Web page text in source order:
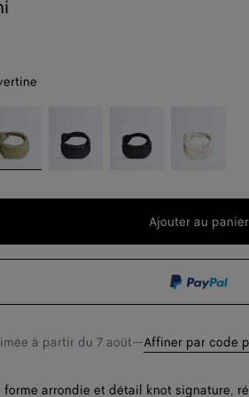
Ajouter
Ajouter au panier
à partir du 7 août—Affiner par code
forme arrondie et détail knot signature,